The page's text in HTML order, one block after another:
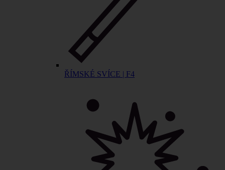
ŘÍMSKÉ SVÍCE | F4